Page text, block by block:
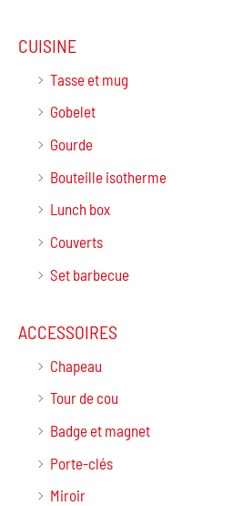
CUISINE
Tasse et mug
Gobelet
Gourde
Bouteille isotherme
Lunch box
Couverts
Set barbecue
ACCESSOIRES
Chapeau
Tour de cou
Badge et magnet
Porte-clés
Miroir